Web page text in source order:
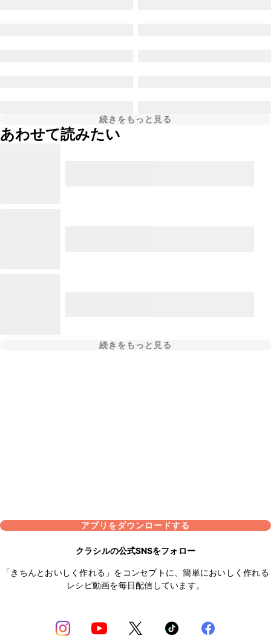
続きをもっと見る
あわせて読みたい
続きをもっと見る
アプリをダウンロードする
クラシルの公式SNSをフォロー
「きちんとおいしく作れる」をコンセプトに、簡単においしく作れる
レシピ動画を毎日配信しています。